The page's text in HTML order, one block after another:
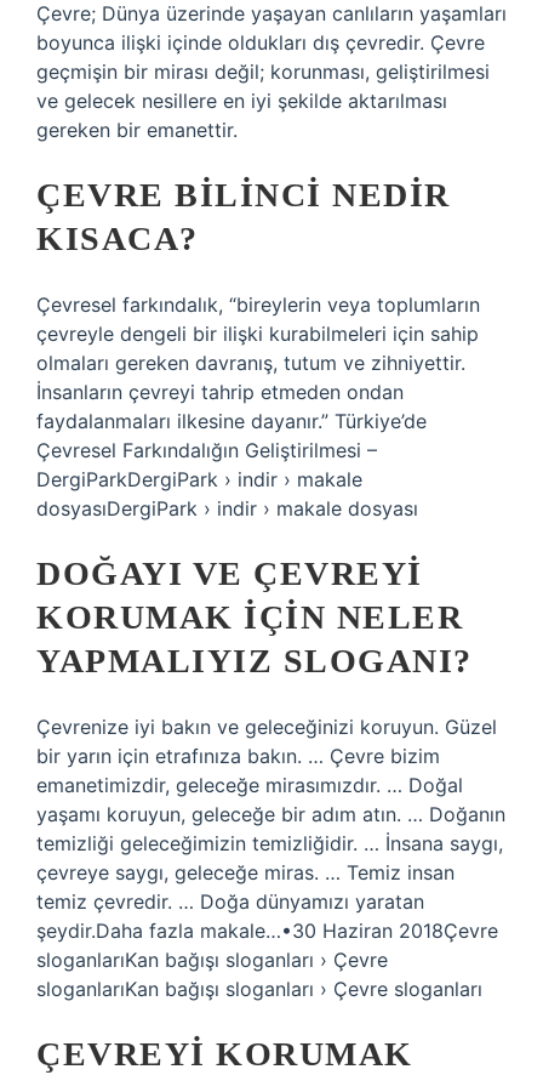
Çevre; Dünya üzerinde yaşayan canlıların yaşamları
boyunca ilişki içinde oldukları dış çevredir. Çevre
geçmişin bir mirası değil; korunması, geliştirilmesi
ve gelecek nesillere en iyi şekilde aktarılması
gereken bir emanettir.
ÇEVRE BILINCI NEDIR
KISACA?
Çevresel farkındalık, “bireylerin veya toplumların
çevreyle dengeli bir ilişki kurabilmeleri için sahip
olmaları gereken davranış, tutum ve zihniyettir.
İnsanların çevreyi tahrip etmeden ondan
faydalanmaları ilkesine dayanır.” Türkiye’de
Çevresel Farkındalığın Geliştirilmesi –
DergiParkDergiPark › indir › makale
dosyasıDergiPark › indir › makale dosyası
DOĞAYI VE ÇEVREYI
KORUMAK IÇIN NELER
YAPMALIYIZ SLOGANI?
Çevrenize iyi bakın ve geleceğinizi koruyun. Güzel
bir yarın için etrafınıza bakın. … Çevre bizim
emanetimizdir, geleceğe mirasımızdır. … Doğal
yaşamı koruyun, geleceğe bir adım atın. … Doğanın
temizliği geleceğimizin temizliğidir. … İnsana saygı,
çevreye saygı, geleceğe miras. … Temiz insan
temiz çevredir. … Doğa dünyamızı yaratan
şeydir.Daha fazla makale…•30 Haziran 2018Çevre
sloganlarıKan bağışı sloganları › Çevre
sloganlarıKan bağışı sloganları › Çevre sloganları
ÇEVREYI KORUMAK